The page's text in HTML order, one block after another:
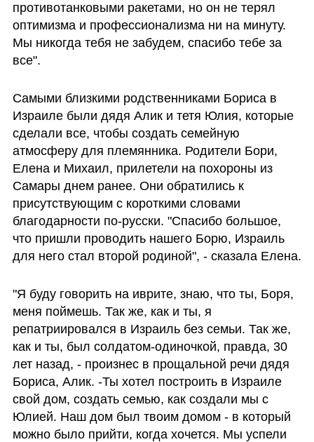
противотанковыми ракетами, но он не терял
оптимизма и профессионализма ни на минуту.
Мы никогда тебя не забудем, спасибо тебе за
все".
Самыми близкими родственниками Бориса в
Израиле были дядя Алик и тетя Юлия, которые
сделали все, чтобы создать семейную
атмосферу для племянника. Родители Бори,
Елена и Михаил, прилетели на похороны из
Самары днем ранее. Они обратились к
присутствующим с короткими словами
благодарности по-русски. "Спасибо большое,
что пришли проводить нашего Борю, Израиль
для него стал второй родиной", - сказала Елена.
"Я буду говорить на иврите, знаю, что ты, Боря,
меня поймешь. Так же, как и ты, я
репатриировался в Израиль без семьи. Так же,
как и ты, был солдатом-одиночкой, правда, 30
лет назад, - произнес в прощальной речи дядя
Бориса, Алик. -Ты хотел построить в Израиле
свой дом, создать семью, как создали мы с
Юлией. Наш дом был твоим домом - в который
можно было прийти, когда хочется. Мы успели